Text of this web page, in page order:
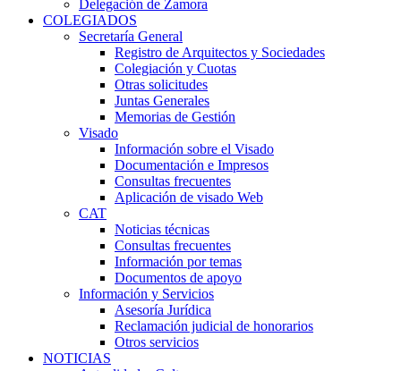
Delegación de Zamora
COLEGIADOS
Secretaría General
Registro de Arquitectos y Sociedades
Colegiación y Cuotas
Otras solicitudes
Juntas Generales
Memorias de Gestión
Visado
Información sobre el Visado
Documentación e Impresos
Consultas frecuentes
Aplicación de visado Web
CAT
Noticias técnicas
Consultas frecuentes
Información por temas
Documentos de apoyo
Información y Servicios
Asesoría Jurídica
Reclamación judicial de honorarios
Otros servicios
NOTICIAS